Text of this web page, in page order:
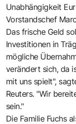
Unabhängigkeit
Vorstandschef
Das frische Geld
Investitionen in
mögliche
verändert sich, da
mit uns spielt",
Reuters. "Wir
sein."
Die Familie Fuchs